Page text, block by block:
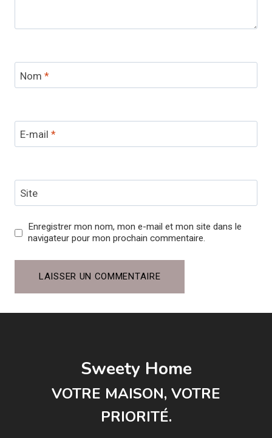
Nom *
E-mail *
Site
Enregistrer mon nom, mon e-mail et mon site dans le
navigateur pour mon prochain commentaire.
Sweety Home
VOTRE MAISON, VOTRE
PRIORITÉ.